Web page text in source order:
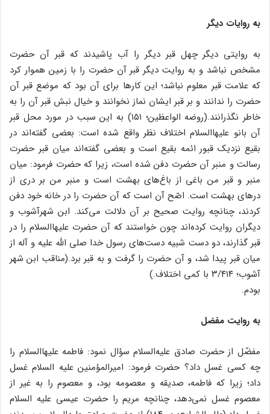
به روایات دیگر
به روایتی دیگر چهل قبر دیگر را آب پاشیدند که قبر آن حضرت
مشخص نباشد و به روایت دیگر قبر آن حضرت را با زمین هموار کرد
که علامت قبر معلوم نباشد؛ این کارها برای آن بود که موضع قبر آن
حضرت را ندانند و بر قبر ایشان نماز نخوانند و خیال نبش قبر آن را به
خاطر نگذرانند.(روضه الواعظین؛ ۱۵۱) به این سبب در مورد محل قبر
آن بانو علیهاالسلام اختلاف نظر واقع شده است: بعضی گفته‌اند در
بقیع نزدیک قبور ائمه بقیع است و بعضی گفته‌اند میان قبر حضرت
رسالت و منبر آن حضرت دفن شده است، زیرا که حضرت فرمود: میان
منبر و قبر من باغی از باغ‌های بهشت است و منبر من بر دری از
درهای بهشت است. اصّح آن است که آن حضرت را در خانه خود دفن
کردند، چنانچه روایت صحیح بر آن دلالت می‌کند. ابن شهرآشوب و
دیگران روایت کرده‌اند چون خواستند که آن حضرت علیهاالسلام را در
قبر گذارند، دو دست شبیه دست‌های رسول خدا صلی الله علیه و آله از
میان قبر پیدا شد، و آن حضرت را گرفت و به قبر برد.(مناقب ابن شهر
آشوب؛ ۳/۴۱۴ با کمی اختلاف.)
بودم.
به روایت مفضل
مفضّل از حضرت صادق‌ علیه‌السلام سؤال نمود: فاطمه علیهاالسلام را
چه کسی غسل داد؟ حضرت فرمود: امیرالمؤمنین علیه السلام غسل
داد؛ زیرا که فاطمه، صدیقه و معصومه بود، و معصوم را به غیر از
معصوم غسل نمی‌دهد، چنانچه مریم را حضرت عیسی علیه السلام